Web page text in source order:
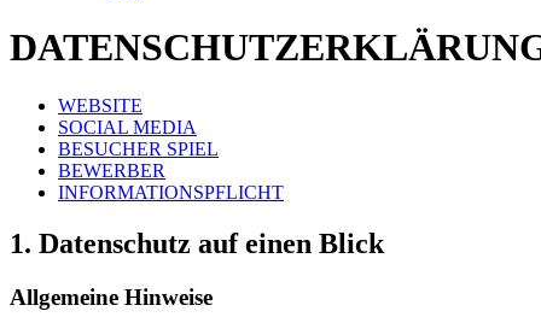
WEBSITE
SOCIAL MEDIA
BESUCHER SPIEL
BEWERBER
INFORMATIONSPFLICHT
1. Datenschutz auf einen Blick
Allgemeine Hinweise